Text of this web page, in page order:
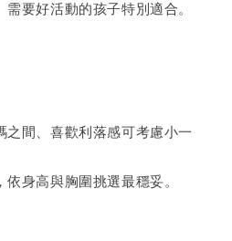
要好活動的孩子特別適合。
之間、喜歡利落感可考慮小一
身高與胸圍挑選最穩妥。